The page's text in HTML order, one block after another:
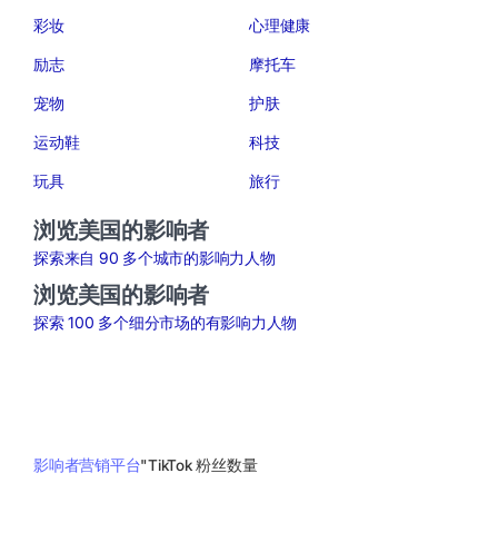
彩妆 心理健康
励志 摩托车
宠物 护肤
运动鞋 科技
玩具 旅行
浏览美国的影响者
探索来自 90 多个城市的影响力人物
浏览美国的影响者
探索 100 多个细分市场的有影响力人物
影响者营销平台"TikTok 粉丝数量